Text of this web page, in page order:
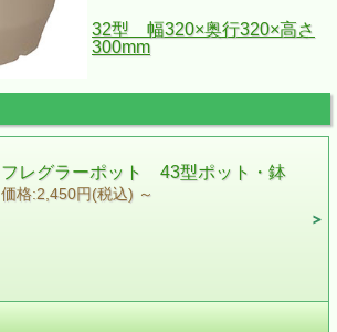
32型 幅320×奥行320×高さ
300mm
フレグラーポット 43型ポット・鉢
価格:2,450円(税込) ～